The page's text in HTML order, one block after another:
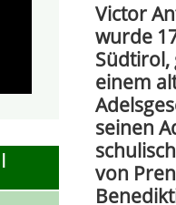
Victor
wurde
Südtirol,
einem
seinen
von